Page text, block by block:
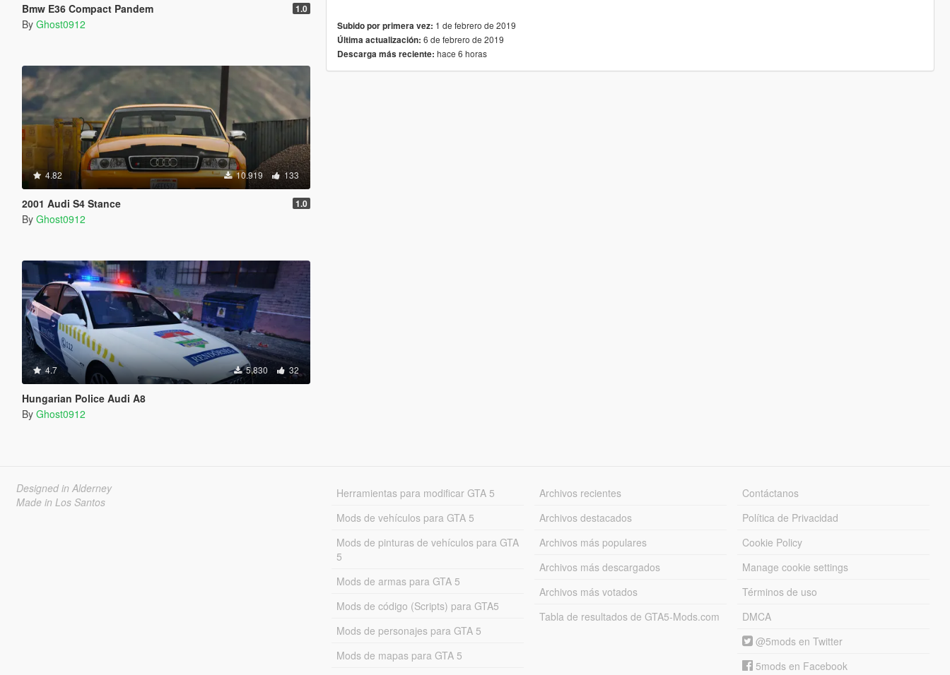
Bmw E36 Compact Pandem 1.0
By Ghost0912
4.82 10.919 133
2001 Audi S4 Stance 1.0
By Ghost0912
4.7 5.830 32
Hungarian Police Audi A8
By Ghost0912
Subido por primera vez: 1 de febrero de 2019
Última actualización: 6 de febrero de 2019
Descarga más reciente: hace 6 horas
Designed in Alderney
Made in Los Santos
Herramientas para modificar GTA 5
Mods de vehículos para GTA 5
Mods de pinturas de vehículos para GTA
5
Mods de armas para GTA 5
Mods de código (Scripts) para GTA5
Mods de personajes para GTA 5
Mods de mapas para GTA 5
Archivos recientes
Archivos destacados
Archivos más populares
Archivos más descargados
Archivos más votados
Tabla de resultados de GTA5-Mods.com
Contáctanos
Política de Privacidad
Cookie Policy
Manage cookie settings
Términos de uso
DMCA
@5mods en Twitter
5mods en Facebook